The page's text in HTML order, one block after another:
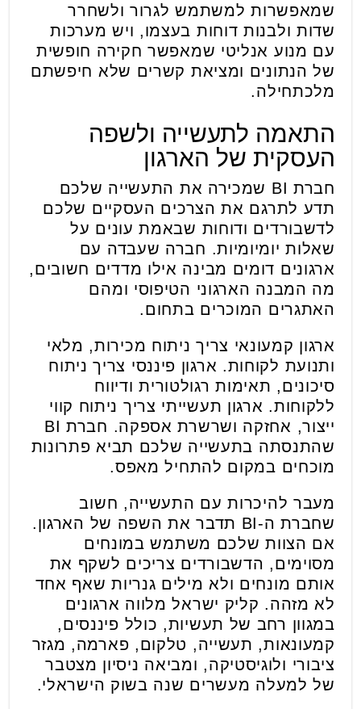
שמאפשרות למשתמש לגרור ולשחרר
שדות ולבנות דוחות בעצמו, ויש מערכות
עם מנוע אנליטי שמאפשר חקירה חופשית
של הנתונים ומציאת קשרים שלא חיפשתם
מלכתחילה.
התאמה לתעשייה ולשפה
העסקית של הארגון
חברת BI שמכירה את התעשייה שלכם
תדע לתרגם את הצרכים העסקיים שלכם
לדשבורדים ודוחות שבאמת עונים על
שאלות יומיומיות. חברה שעבדה עם
ארגונים דומים מבינה אילו מדדים חשובים,
מה המבנה הארגוני הטיפוסי ומהם
האתגרים המוכרים בתחום.
ארגון קמעונאי צריך ניתוח מכירות, מלאי
ותנועת לקוחות. ארגון פיננסי צריך ניתוח
סיכונים, תאימות רגולטורית ודיווח
ללקוחות. ארגון תעשייתי צריך ניתוח קווי
ייצור, אחזקה ושרשרת אספקה. חברת BI
שהתנסתה בתעשייה שלכם תביא פתרונות
מוכחים במקום להתחיל מאפס.
מעבר להיכרות עם התעשייה, חשוב
שחברת ה-BI תדבר את השפה של הארגון.
אם הצוות שלכם משתמש במונחים
מסוימים, הדשבורדים צריכים לשקף את
אותם מונחים ולא מילים גנריות שאף אחד
לא מזהה. קליק ישראל מלווה ארגונים
במגוון רחב של תעשיות, כולל פיננסים,
קמעונאות, תעשייה, טלקום, פארמה, מגזר
ציבורי ולוגיסטיקה, ומביאה ניסיון מצטבר
של למעלה מעשרים שנה בשוק הישראלי.